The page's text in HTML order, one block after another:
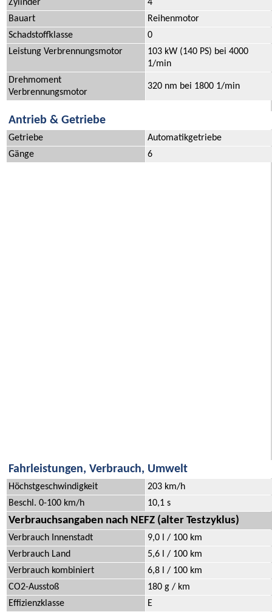
Zylinder
4
Bauart
Reihenmotor
Schadstoffklasse
0
Leistung Verbrennungsmotor
103 kW (140 PS) bei 4000
1/min
Drehmoment
Verbrennungsmotor
320 nm bei 1800 1/min
Antrieb & Getriebe
Getriebe
Automatikgetriebe
Gänge
6
Fahrleistungen, Verbrauch, Umwelt
Höchstgeschwindigkeit
203 km/h
Beschl. 0-100 km/h
10,1 s
Verbrauchsangaben nach NEFZ (alter Testzyklus)
Verbrauch Innenstadt
9,0 l / 100 km
Verbrauch Land
5,6 l / 100 km
Verbrauch kombiniert
6,8 l / 100 km
CO2-Ausstoß
180 g / km
Effizienzklasse
E